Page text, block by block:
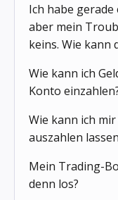
Ich habe
aber mein
keins. Wie kann
Wie kann ich
Konto
Wie kann ich
auszahlen
Mein Trading-
denn los?